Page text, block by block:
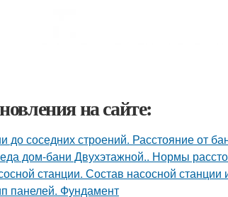
на сайте:
до соседних строений. Расстояние от
дом-бани Двухэтажной.. Нормы
станции. Состав насосной станции
панелей. Фундамент